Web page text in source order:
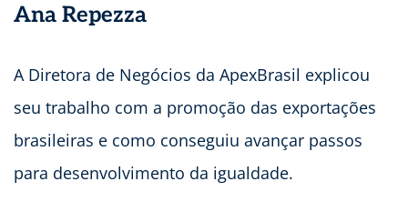
Ana Repezza
A Diretora de Negócios da ApexBrasil explicou
seu trabalho com a promoção das exportações
brasileiras e como conseguiu avançar passos
para desenvolvimento da igualdade.